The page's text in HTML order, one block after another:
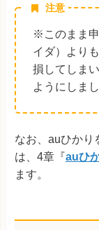
注意
※このまま
イダ）より
損してしま
ようにしまし
なお、auひかり
は、4章『auひ
ます。